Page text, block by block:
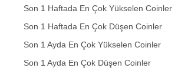
Son 1 Haftada En Çok Yükselen Coinler
Son 1 Haftada En Çok Düşen Coinler
Son 1 Ayda En Çok Yükselen Coinler
Son 1 Ayda En Çok Düşen Coinler